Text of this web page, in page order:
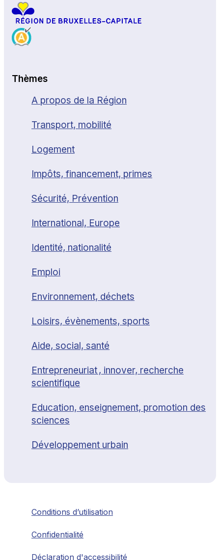
Thèmes
A propos de la Région
Transport, mobilité
Logement
Impôts, financement, primes
Sécurité, Prévention
International, Europe
Identité, nationalité
Emploi
Environnement, déchets
Loisirs, évènements, sports
Aide, social, santé
Entrepreneuriat , innover, recherche
scientifique
Education, enseignement, promotion des
sciences
Développement urbain
Conditions d’utilisation
Confidentialité
Déclaration d'accessibilité